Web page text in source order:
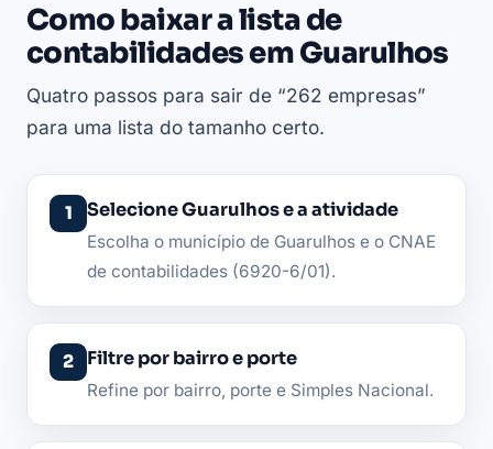
Como baixar a lista de
contabilidades em Guarulhos
Quatro passos para sair de “262 empresas”
para uma lista do tamanho certo.
Selecione Guarulhos e a atividade
Escolha o município de Guarulhos e o CNAE
de contabilidades (6920-6/01).
Filtre por bairro e porte
Refine por bairro, porte e Simples Nacional.